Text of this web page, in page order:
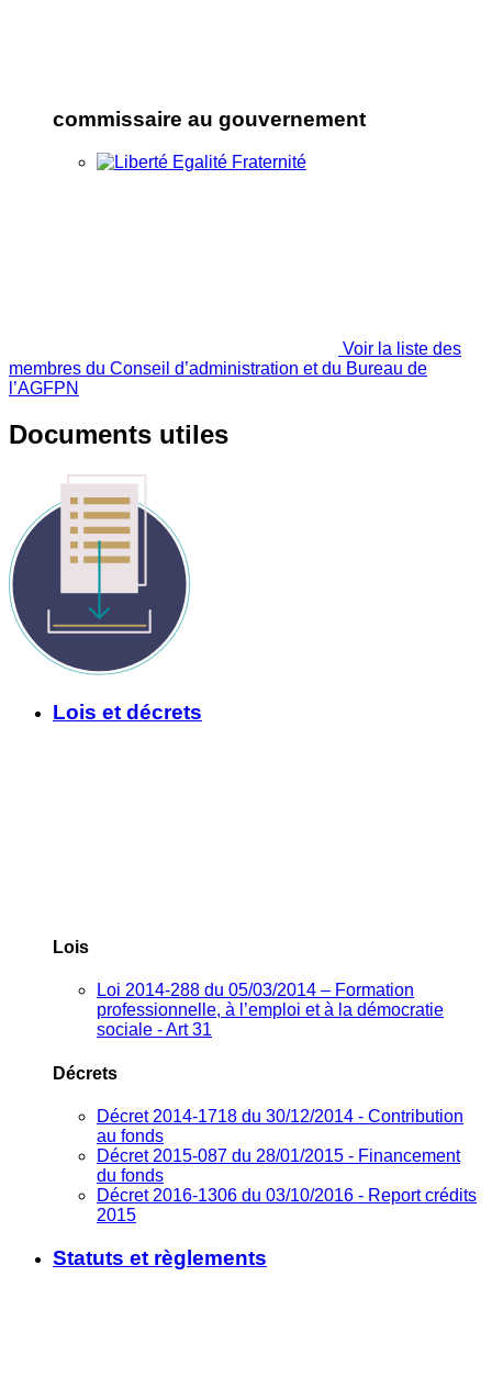
commissaire au gouvernement
Voir la liste des
membres du Conseil d’administration et du Bureau de
l’AGFPN
Documents utiles
Lois et décrets
Lois
Loi 2014-288 du 05/03/2014 – Formation
professionnelle, à l’emploi et à la démocratie
sociale - Art 31
Décrets
Décret 2014-1718 du 30/12/2014 - Contribution
au fonds
Décret 2015-087 du 28/01/2015 - Financement
du fonds
Décret 2016-1306 du 03/10/2016 - Report crédits
2015
Statuts et règlements